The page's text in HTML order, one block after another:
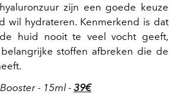
zijn een goede keuze
wil hydrateren. Kenmerkend is dat
huid nooit te veel vocht geeft,
stoffen afbreken die de
- 15ml - 39€